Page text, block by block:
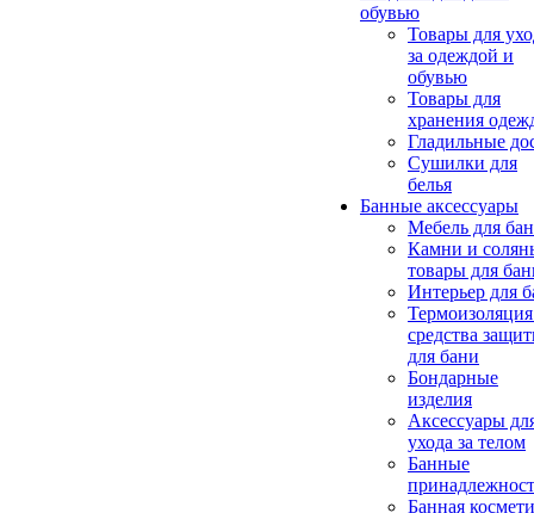
обувью
Товары для
за одеждой и
обувью
Товары для
хранения
Гладильные
Сушилки для
белья
Банные аксессуары
Мебель для
Камни и
товары для
Интерьер для
средства
для бани
Бондарные
изделия
Аксеcсуары
ухода за телом
Банные
Банная